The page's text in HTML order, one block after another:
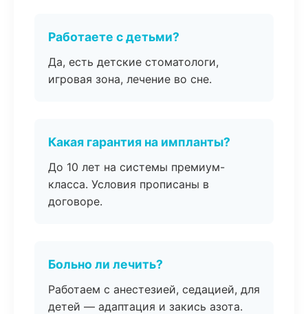
Работаете с детьми?
Да, есть детские стоматологи,
игровая зона, лечение во сне.
Какая гарантия на импланты?
До 10 лет на системы премиум-
класса. Условия прописаны в
договоре.
Больно ли лечить?
Работаем с анестезией, седацией, для
детей — адаптация и закись азота.